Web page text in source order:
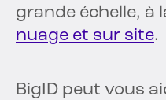
grande échelle, à
nuage et sur site.
BigID peut vous